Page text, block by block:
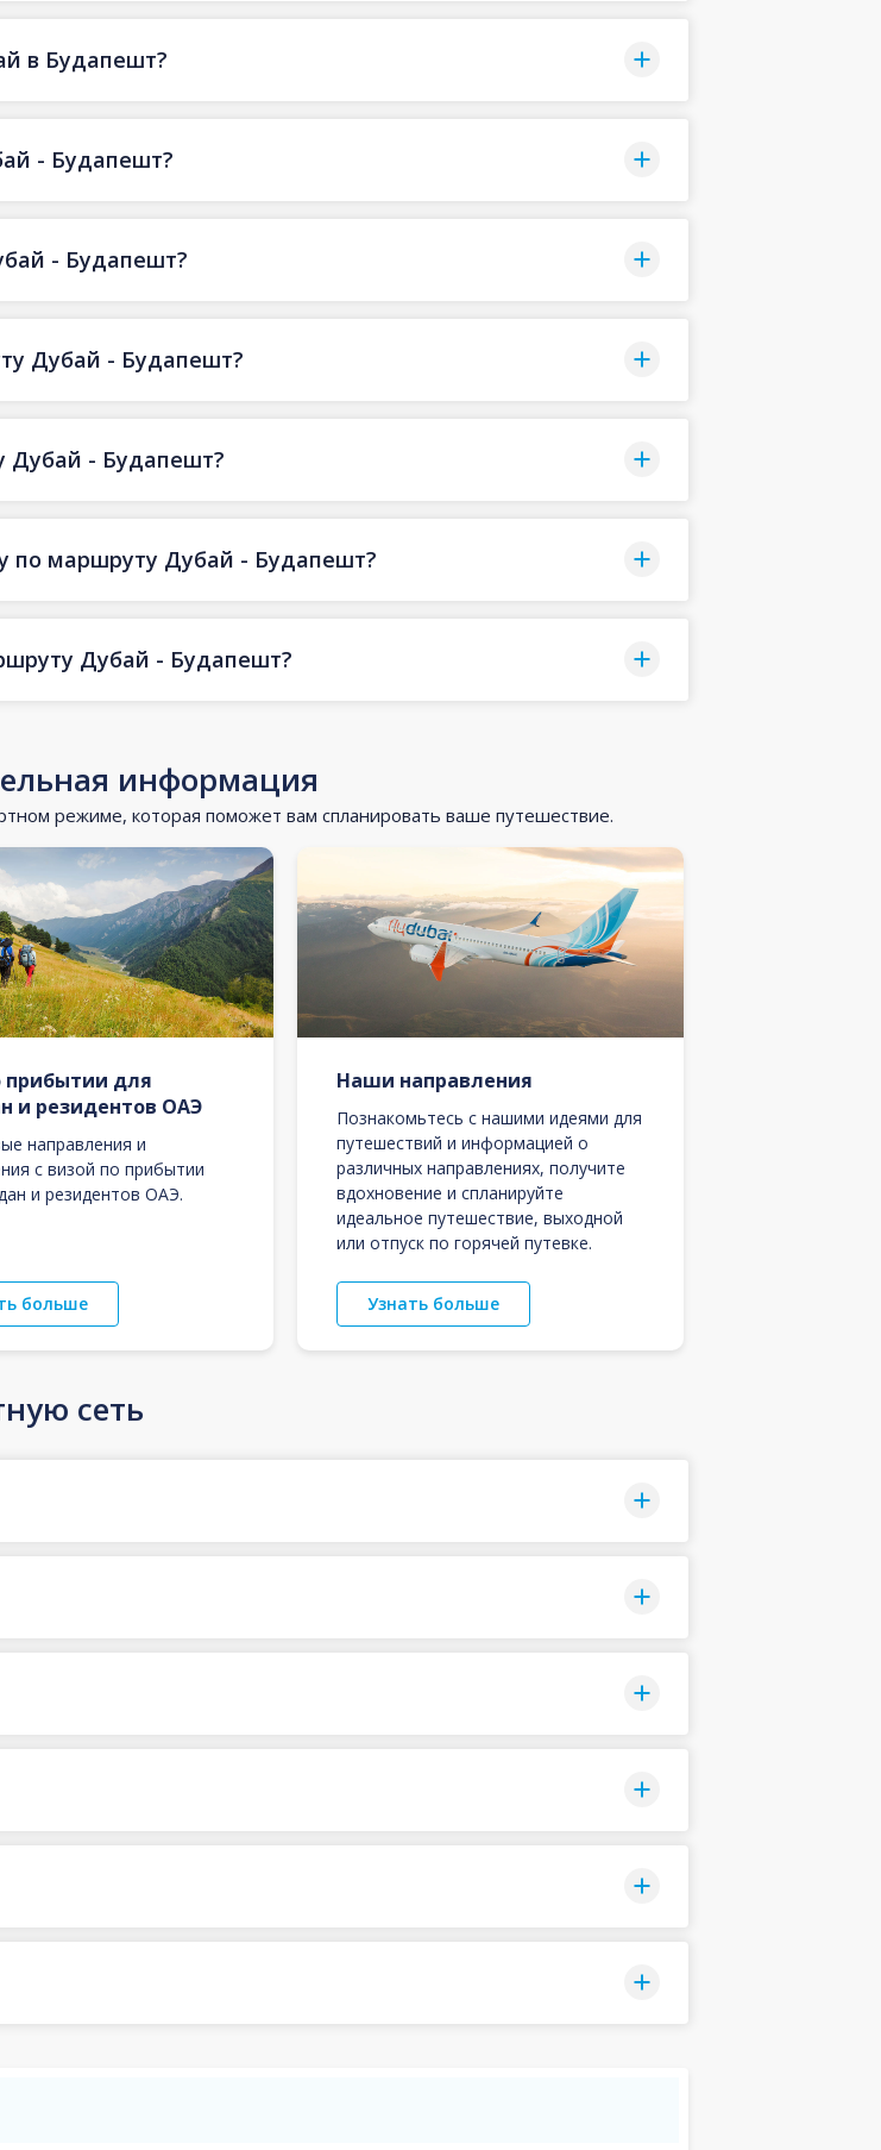
в Будапешт?
- Будапешт?
- Будапешт?
Дубай - Будапешт?
Дубай - Будапешт?
по маршруту Дубай - Будапешт?
Дубай - Будапешт?
информация
режиме, которая поможет вам спланировать ваше путешествие.
прибытии для
и резидентов ОАЭ
направления и
с визой по прибытии
и резидентов ОАЭ.
больше
Наши направления
Познакомьтесь с нашими идеями для
путешествий и информацией о
различных направлениях, получите
вдохновение и спланируйте
идеальное путешествие, выходной
или отпуск по горячей путевке.
Узнать больше
сеть